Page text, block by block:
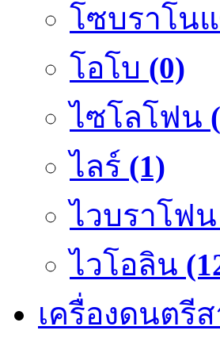
โซบราโน
โอโบ (0)
ไซโลโฟน
ไลร์ (1)
ไวบราโฟน
ไวโอลิน
เครื่องดนตรี